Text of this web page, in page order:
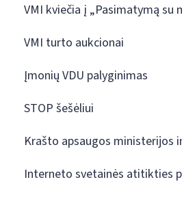
VMI kviečia į „Pasimatymą su
VMI turto aukcionai
Įmonių VDU palyginimas
STOP šešėliui
Krašto apsaugos ministerijos
Interneto svetainės atitikties